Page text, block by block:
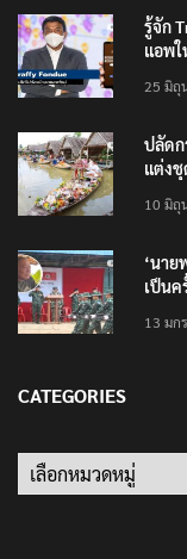
รู้จัก
แอพใ
25 มิถุ
ปลัดก
แต่ง
10 มิถุ
‘นาย
เป็น
13 มก
CATEGORIES